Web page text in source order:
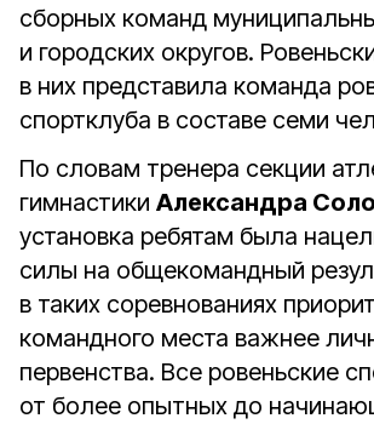
сборных команд
и городских округов.
в них представила команда
спортклуба в составе семи
По словам тренера секции
гимнастики Александра
установка ребятам была
силы на общекомандный
в таких соревнованиях
командного места важнее
первенства. Все ровеньские
от более опытных до